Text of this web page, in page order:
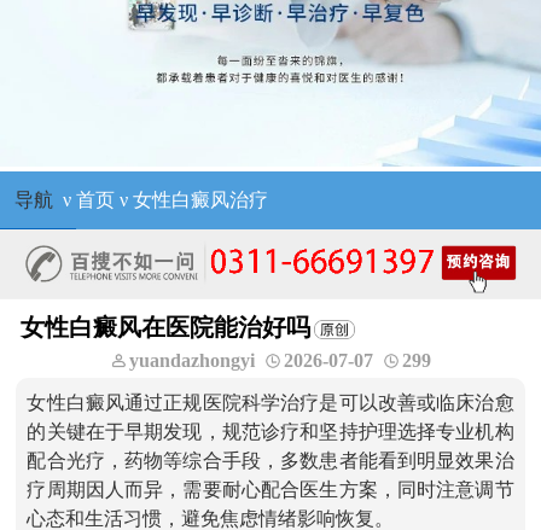
导航 ν 首页ν 女性白癜风治疗
女性白癜风在医院能治好吗
yuandazhongyi 2026-07-07 299
女性白癜风通过正规医院科学治疗是可以改善或临床治愈
的关键在于早期发现，规范诊疗和坚持护理选择专业机构
配合光疗，药物等综合手段，多数患者能看到明显效果治
疗周期因人而异，需要耐心配合医生方案，同时注意调节
心态和生活习惯，避免焦虑情绪影响恢复。